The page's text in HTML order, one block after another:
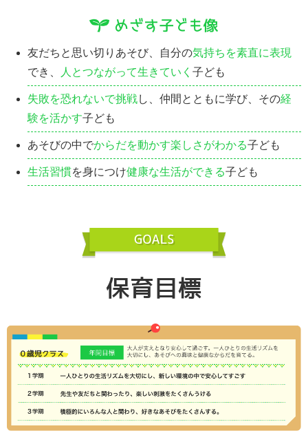
友だちと思い切りあそび、自分の気持ちを素直に表現
でき、
人とつながって生きていく 子ども
失敗を恐れないで挑戦し、仲間とともに学び、その経
験を活かす子ども
あそびの中でからだを動かす楽しさがわかる子ども
生活習慣を身につけ健康な生活ができる子ども
保育目標